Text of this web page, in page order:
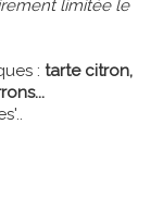
limitée le
: tarte citron,